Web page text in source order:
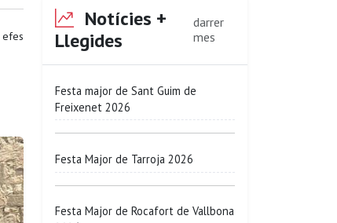
efes
Notícies +
Llegides
darrer
mes
Festa major de Sant Guim de
Freixenet 2026
Festa Major de Tarroja 2026
Festa Major de Rocafort de Vallbona